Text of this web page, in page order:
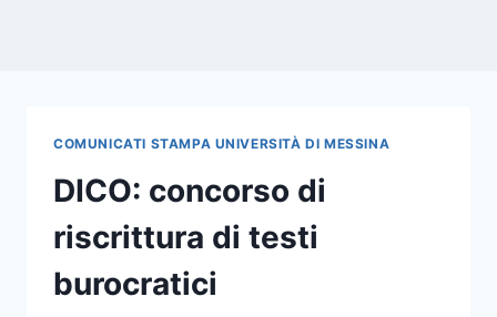
COMUNICATI STAMPA UNIVERSITÀ DI MESSINA
DICO: concorso di
riscrittura di testi
burocratici